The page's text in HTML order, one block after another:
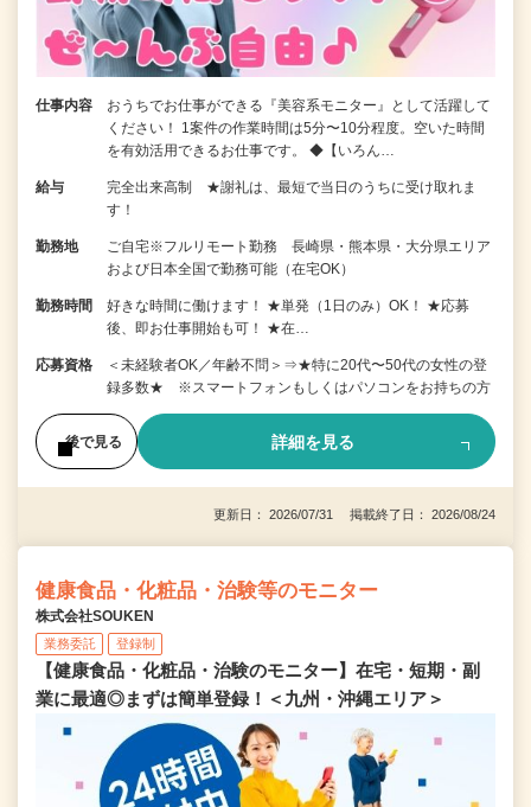
仕事内容
おうちでお仕事ができる『美容系モニター』として活躍して
ください！ 1案件の作業時間は5分〜10分程度。空いた時間
を有効活用できるお仕事です。 ◆【いろん…
給与
完全出来高制 ★謝礼は、最短で当日のうちに受け取れま
す！
勤務地
ご自宅※フルリモート勤務 長崎県・熊本県・大分県エリア
および日本全国で勤務可能（在宅OK）
勤務時間
好きな時間に働けます！ ★単発（1日のみ）OK！ ★応募
後、即お仕事開始も可！ ★在…
応募資格
＜未経験者OK／年齢不問＞⇒★特に20代〜50代の女性の登
録多数★ ※スマートフォンもしくはパソコンをお持ちの方
後で見る 詳細を見る
更新日： 2026/07/31 掲載終了日： 2026/08/24
健康食品・化粧品・治験等のモニター
株式会社SOUKEN
業務委託 登録制
【健康食品・化粧品・治験のモニター】在宅・短期・副
業に最適◎まずは簡単登録！＜九州・沖縄エリア＞